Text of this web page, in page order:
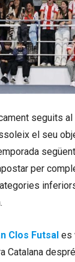
seguits al
el seu
per
Clos Futsal es
Catalana